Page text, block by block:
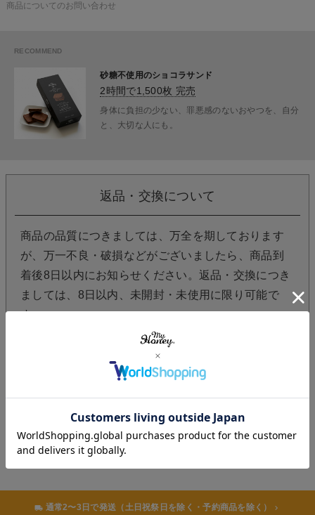
商品についてのお問い合わせ
砂糖不使用のショコラサンド
2時間で1,500枚 完売
身体に負担の少ない、罪悪感のないおやつを、自分
と、大切な人にも。
返品・交換について
商品の品質につきましては、万全を期しております
が、万一不良・破損などがございましたら、商品到
着後8日以内にお知らせください。返品・交換につき
ましては、8日以内、未開封・未使用に限り可能で
す。
通常2〜3日で発送（土日祝祭日を除く・予約商品を除く）